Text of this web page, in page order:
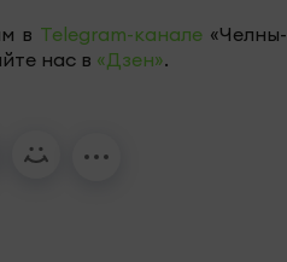
в Telegram-канале «Челны-
нас в «Дзен».